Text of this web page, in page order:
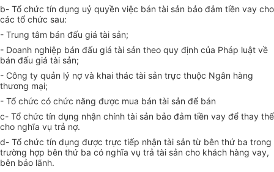
b- Tổ chức tín dụng uỷ quyền việc bán tài sản bảo đảm tiền vay cho
các tổ chức sau:
- Trung tâm bán đấu giá tài sản;
- Doanh nghiệp bán đấu giá tài sản theo quy định của Pháp luật về
bán đấu giá tài sản;
- Công ty quản lý nợ và khai thác tài sản trực thuộc Ngân hàng
thương mại;
- Tổ chức có chức năng được mua bán tài sản để bán
c- Tổ chức tín dụng nhận chính tài sản bảo đảm tiền vay để thay thế
cho nghĩa vụ trả nợ.
d- Tổ chức tín dụng được trực tiếp nhận tài sản từ bên thứ ba trong
trường hợp bên thứ ba có nghĩa vụ trả tài sản cho khách hàng vay,
bên bảo lãnh.